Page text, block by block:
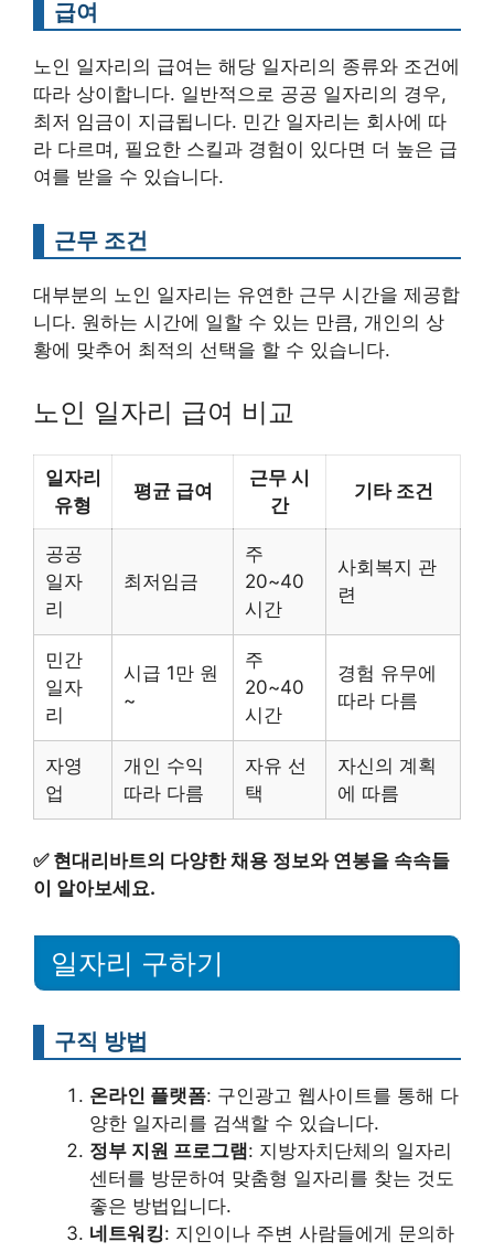
급여
노인 일자리의 급여는 해당 일자리의 종류와 조건에
따라 상이합니다. 일반적으로 공공 일자리의 경우,
최저 임금이 지급됩니다. 민간 일자리는 회사에 따
라 다르며, 필요한 스킬과 경험이 있다면 더 높은 급
여를 받을 수 있습니다.
근무 조건
대부분의 노인 일자리는 유연한 근무 시간을 제공합
니다. 원하는 시간에 일할 수 있는 만큼, 개인의 상
황에 맞추어 최적의 선택을 할 수 있습니다.
노인 일자리 급여 비교
일자리
유형
평균 급여
근무 시
간
기타 조건
공공
일자
리
최저임금
주
20~40
시간
사회복지 관
련
민간
일자
리
시급 1만 원
~
주
20~40
시간
경험 유무에
따라 다름
자영
업
개인 수익
따라 다름
자유 선
택
자신의 계획
에 따름
✅ 현대리바트의 다양한 채용 정보와 연봉을 속속들
이 알아보세요.
일자리 구하기
구직 방법
온라인 플랫폼: 구인광고 웹사이트를 통해 다
양한 일자리를 검색할 수 있습니다.
정부 지원 프로그램: 지방자치단체의 일자리
센터를 방문하여 맞춤형 일자리를 찾는 것도
좋은 방법입니다.
네트워킹: 지인이나 주변 사람들에게 문의하